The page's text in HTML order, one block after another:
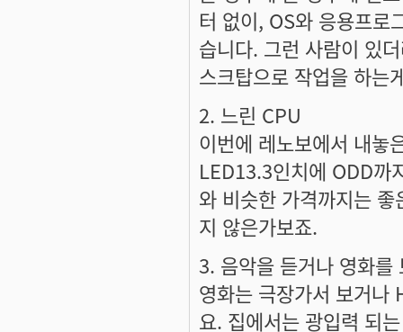
터 없이, OS와 응용프로
습니다. 그런 사람이 있
스크탑으로 작업을 하는
2. 느린 CPU
이번에 레노보에서 내놓
LED13.3인치에 ODD까
와 비슷한 가격까지는
지 않은가보죠.
3. 음악을 듣거나 영화를
영화는 극장가서 보거나
요. 집에서는 광입력 되